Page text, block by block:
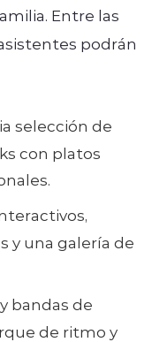
Entre las
podrán
selección de
con platos
y una galería de
bandas de
de ritmo y